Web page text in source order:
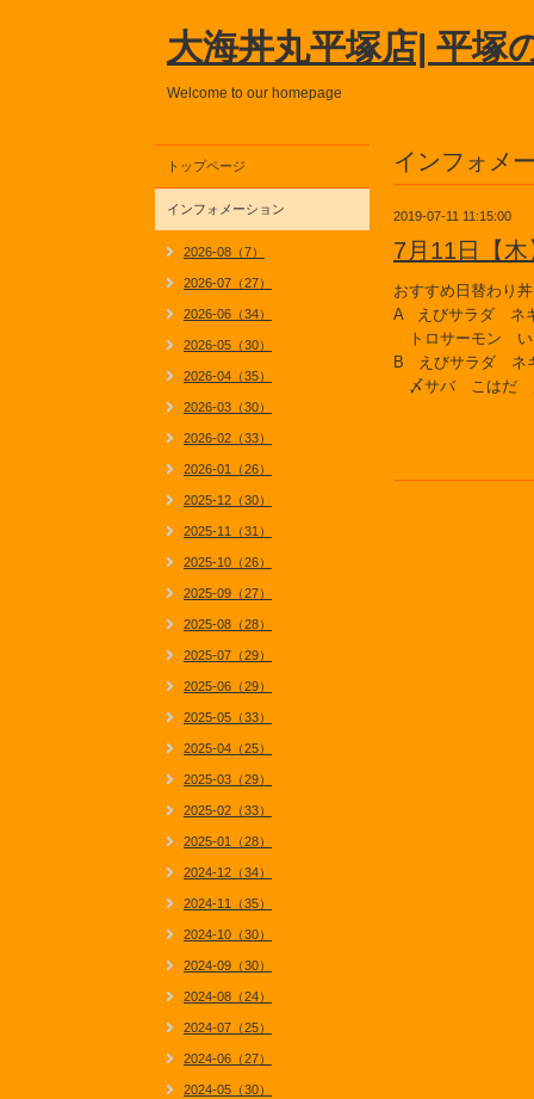
大海丼丸平塚店| 平塚
Welcome to our homepage
インフォメ
2019-07-11 11:15:00
7月11日【
おすすめ日替わり丼
A えびサラダ ネ
トロサーモン
B えびサラダ ネ
〆サバ こはだ
トップページ
インフォメーション
2026-08（7）
2026-07（27）
2026-06（34）
2026-05（30）
2026-04（35）
2026-03（30）
2026-02（33）
2026-01（26）
2025-12（30）
2025-11（31）
2025-10（26）
2025-09（27）
2025-08（28）
2025-07（29）
2025-06（29）
2025-05（33）
2025-04（25）
2025-03（29）
2025-02（33）
2025-01（28）
2024-12（34）
2024-11（35）
2024-10（30）
2024-09（30）
2024-08（24）
2024-07（25）
2024-06（27）
2024-05（30）